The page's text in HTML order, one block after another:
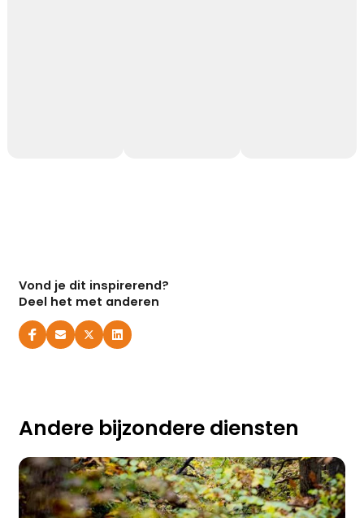
Vond je dit inspirerend?
Deel het met anderen
Andere bijzondere diensten